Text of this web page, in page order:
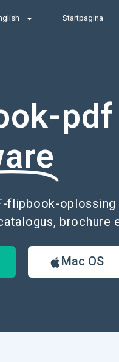
Startpagina
pdf
flipbook-
brochure
Mac OS